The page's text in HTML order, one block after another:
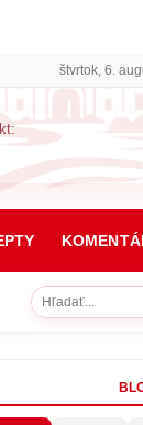
štvrtok, 6.